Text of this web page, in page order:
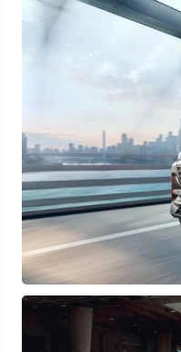
Отправляя данную форму Вы
персональных данных